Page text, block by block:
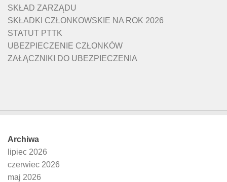
SKŁAD ZARZĄDU
SKŁADKI CZŁONKOWSKIE NA ROK 2026
STATUT PTTK
UBEZPIECZENIE CZŁONKÓW
ZAŁĄCZNIKI DO UBEZPIECZENIA
Archiwa
lipiec 2026
czerwiec 2026
maj 2026